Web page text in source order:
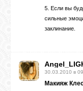
5. Если вы
сильные
заклинание.
30.03.2010 в
Макияж